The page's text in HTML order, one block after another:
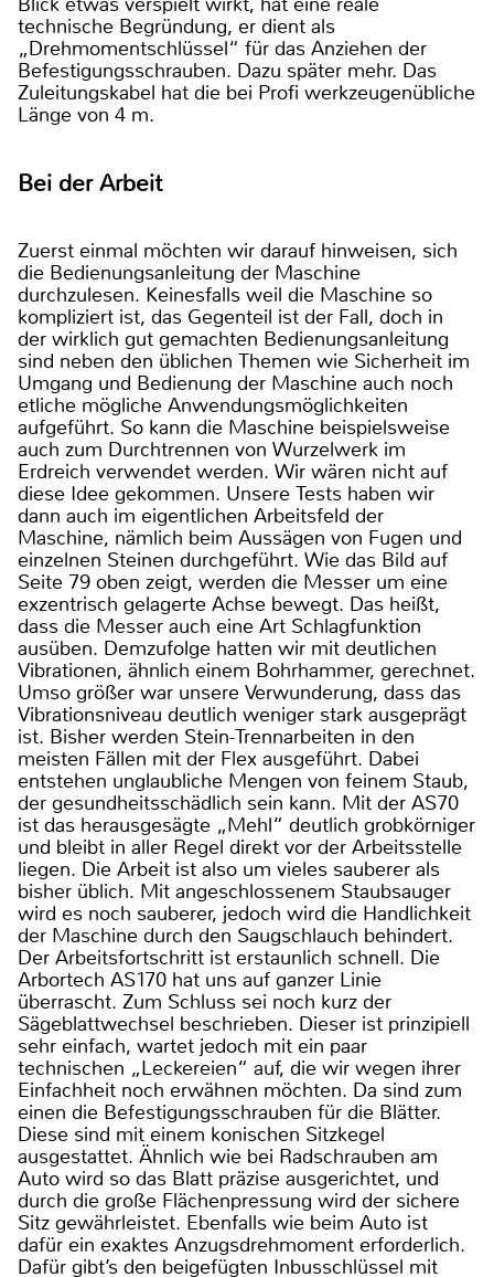
technische Begründung, er dient als
„Drehmomentschlüssel“ für das Anziehen der
Befestigungsschrauben. Dazu später mehr. Das
Zuleitungskabel hat die bei Profi werkzeugenübliche
Länge von 4 m.
Bei der Arbeit
Zuerst einmal möchten wir darauf hinweisen, sich
die Bedienungsanleitung der Maschine
durchzulesen. Keinesfalls weil die Maschine so
kompliziert ist, das Gegenteil ist der Fall, doch in
der wirklich gut gemachten Bedienungsanleitung
sind neben den üblichen Themen wie Sicherheit im
Umgang und Bedienung der Maschine auch noch
etliche mögliche Anwendungsmöglichkeiten
aufgeführt. So kann die Maschine beispielsweise
auch zum Durchtrennen von Wurzelwerk im
Erdreich verwendet werden. Wir wären nicht auf
diese Idee gekommen. Unsere Tests haben wir
dann auch im eigentlichen Arbeitsfeld der
Maschine, nämlich beim Aussägen von Fugen und
einzelnen Steinen durchgeführt. Wie das Bild auf
Seite 79 oben zeigt, werden die Messer um eine
exzentrisch gelagerte Achse bewegt. Das heißt,
dass die Messer auch eine Art Schlagfunktion
ausüben. Demzufolge hatten wir mit deutlichen
Vibrationen, ähnlich einem Bohrhammer, gerechnet.
Umso größer war unsere Verwunderung, dass das
Vibrationsniveau deutlich weniger stark ausgeprägt
ist. Bisher werden Stein-Trennarbeiten in den
meisten Fällen mit der Flex ausgeführt. Dabei
entstehen unglaubliche Mengen von feinem Staub,
der gesundheitsschädlich sein kann. Mit der AS70
ist das herausgesägte „Mehl“ deutlich grobkörniger
und bleibt in aller Regel direkt vor der Arbeitsstelle
liegen. Die Arbeit ist also um vieles sauberer als
bisher üblich. Mit angeschlossenem Staubsauger
wird es noch sauberer, jedoch wird die Handlichkeit
der Maschine durch den Saugschlauch behindert.
Der Arbeitsfortschritt ist erstaunlich schnell. Die
Arbortech AS170 hat uns auf ganzer Linie
überrascht. Zum Schluss sei noch kurz der
Sägeblattwechsel beschrieben. Dieser ist prinzipiell
sehr einfach, wartet jedoch mit ein paar
technischen „Leckereien“ auf, die wir wegen ihrer
Einfachheit noch erwähnen möchten. Da sind zum
einen die Befestigungsschrauben für die Blätter.
Diese sind mit einem konischen Sitzkegel
ausgestattet. Ähnlich wie bei Radschrauben am
Auto wird so das Blatt präzise ausgerichtet, und
durch die große Flächenpressung wird der sichere
Sitz gewährleistet. Ebenfalls wie beim Auto ist
dafür ein exaktes Anzugsdrehmoment erforderlich.
Dafür gibt’s den beigefügten Inbusschlüssel mit